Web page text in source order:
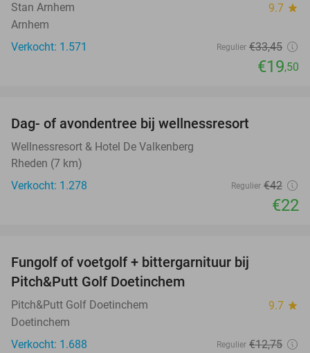
Stan Arnhem 9.7 star
Arnhem
Verkocht: 1.571
Regulier €33,45
€19,50
Dag- of avondentree bij wellnessresort
Wellnessresort & Hotel De Valkenberg
Rheden (7 km)
Verkocht: 1.278
Regulier €42
€22
Fungolf of voetgolf + bittergarnituur bij
Pitch&Putt Golf Doetinchem
Pitch&Putt Golf Doetinchem 9.7 star
Doetinchem
Verkocht: 1.688
Regulier €12,75